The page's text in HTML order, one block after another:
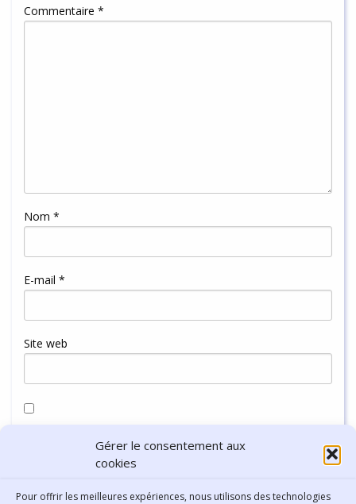
Gérer le consentement aux
cookies
Pour offrir les meilleures expériences, nous utilisons des technologies
Commentaire *
Nom *
E-mail *
Site web
navigateur pour mon prochain commentaire.